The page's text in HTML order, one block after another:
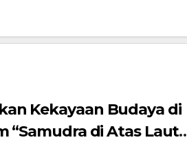
Kekayaan Budaya di
“Samudra di Atas Laut”